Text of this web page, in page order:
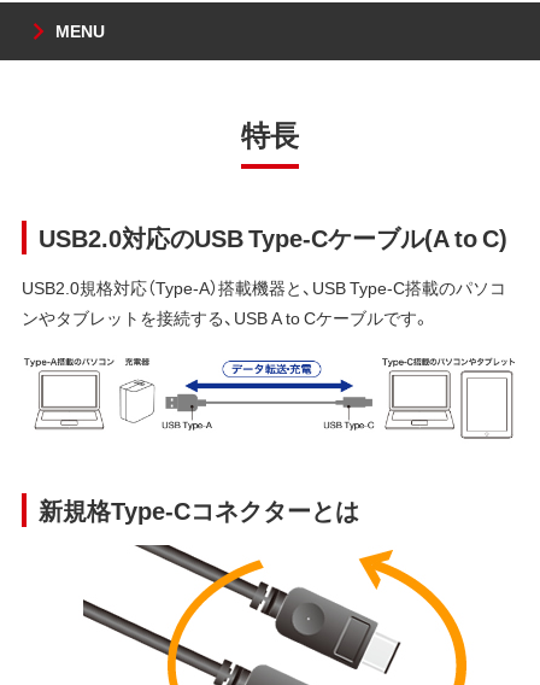
MENU
特長
USB2.0対応のUSB Type-Cケーブル(A to C)
USB2.0規格対応（Type-A）搭載機器と、USB Type-C搭載のパソコ
ンやタブレットを接続する、USB A to Cケーブルです。
新規格Type-Cコネクターとは